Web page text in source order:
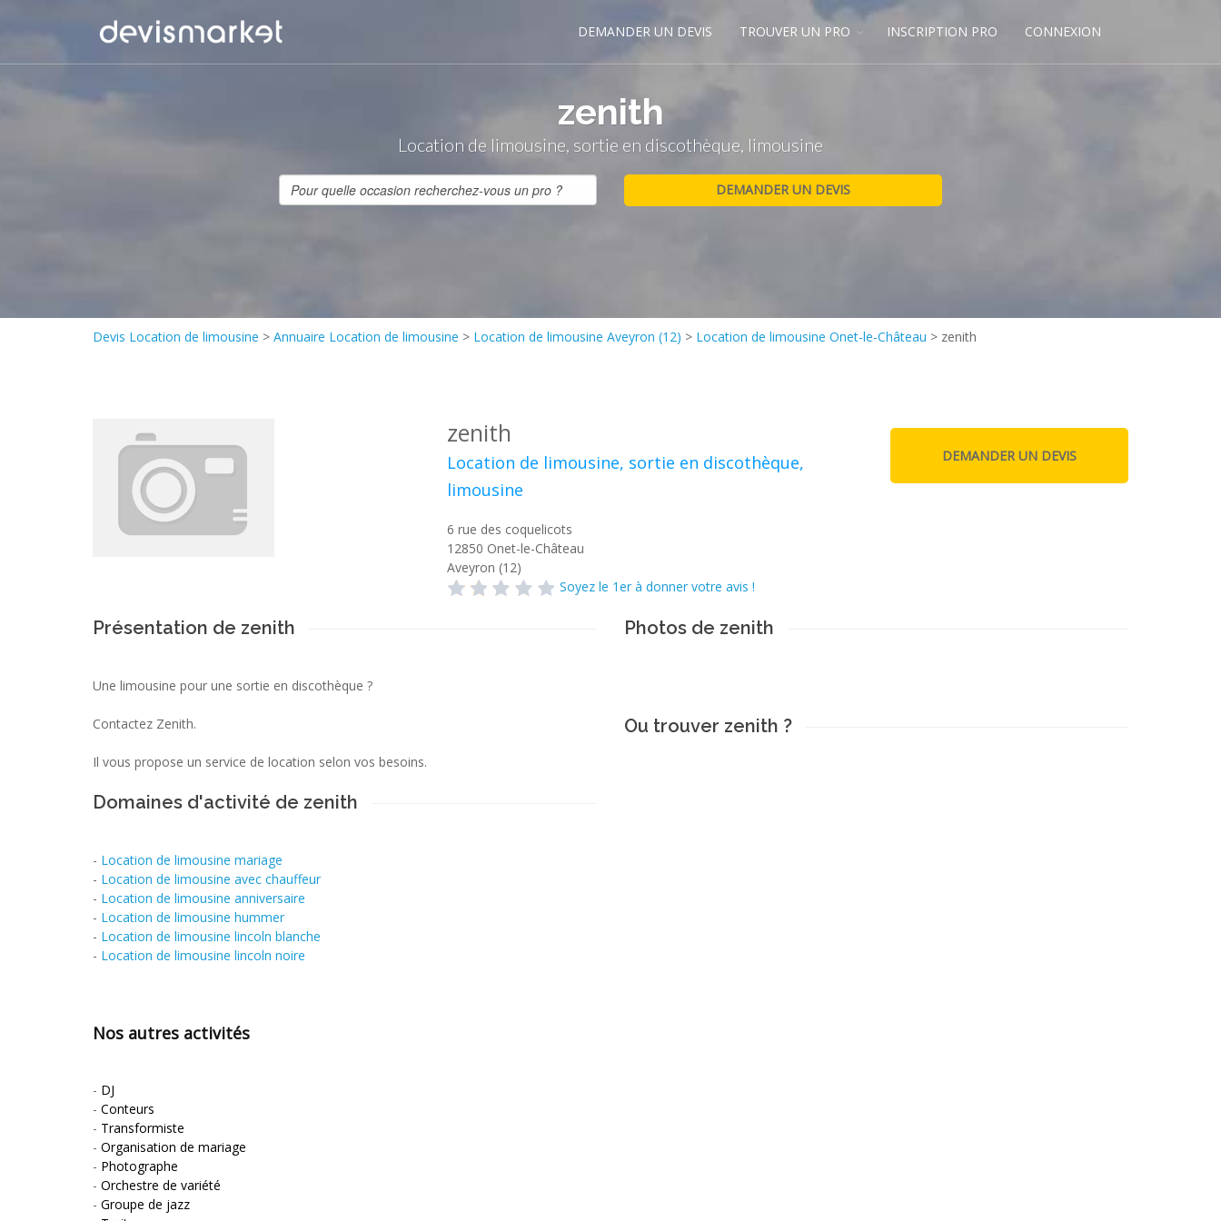
DEMANDER UN DEVIS TROUVER UN PRO INSCRIPTION PRO CONNEXION
zenith
Location de limousine, sortie en discothèque, limousine
Devis Location de limousine > Annuaire Location de limousine > Location de limousine Aveyron (12) > Location de limousine Onet-le-Château > zenith
zenith
Location de limousine, sortie en discothèque,
limousine
6 rue des coquelicots
12850 Onet-le-Château
Aveyron (12)
Soyez le 1er à donner votre avis !
Présentation de zenith
Une limousine pour une sortie en discothèque ?
Contactez Zenith.
Il vous propose un service de location selon vos besoins.
Domaines d'activité de zenith
- Location de limousine mariage
- Location de limousine avec chauffeur
- Location de limousine anniversaire
- Location de limousine hummer
- Location de limousine lincoln blanche
- Location de limousine lincoln noire
Nos autres activités
- DJ
- Conteurs
- Transformiste
- Organisation de mariage
- Photographe
- Orchestre de variété
- Groupe de jazz
Photos de zenith
Ou trouver zenith ?